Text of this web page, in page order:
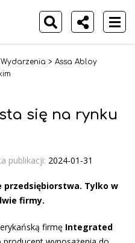
Wydarzenia > Assa Abloy
się na rynku
publikacji: 2024-01-31
przedsiębiorstwa. Tylko w
firmy.
firmę Integrated